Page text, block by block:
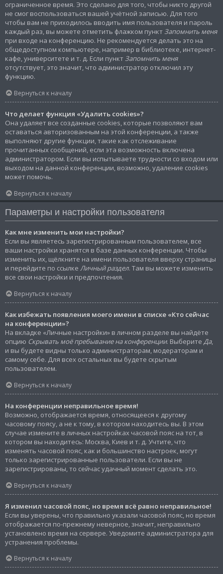
ограниченное время. Это сделано для того, чтобы никто другой
не смог воспользоваться вашей учётной записью. Для того
чтобы вам не приходилось вводить имя пользователя и пароль
каждый раз, вы можете отметить флажком пунктЗапомнить меня
при входе на конференцию. Не рекомендуется делать это на
общедоступном компьютере, например в библиотеке, интернет-
кафе, университете и т. д. Если пунктЗапомнить меня
отсутствует, это значит, что администратор отключил эту
функцию.
Вернуться к началу
Что делает функция «Удалить cookies»?
Она удаляет все созданные cookies, которые позволяют вам
оставаться авторизованным на этой конференции, а также
выполняют другие функции, такие как отслеживание
прочитанных сообщений, если эта возможность включена
администратором. Если вы испытываете трудности со входом или
выходом на данной конференции, возможно, удаление cookies
может помочь.
Вернуться к началу
Параметры и настройки пользователя
Как мне изменить мои настройки?
Если вы являетесь зарегистрированным пользователем, все
ваши настройки хранятся в базе данных конференции. Чтобы
изменить их, щёлкните на имени пользователя вверху страницы
и перейдите по ссылке Личный раздел. Там вы можете изменить
все свои настройки и предпочтения.
Вернуться к началу
Как избежать появления моего имени в списке «Кто сейчас
на конференции»?
На вкладке «Личные настройки» в личном разделе вы найдёте
опцию Скрывать моё пребывание на конференции. Выберите Да,
и вы будете видны только администраторам, модераторам и
самому себе. Для всех остальных вы будете скрытым
пользователем.
Вернуться к началу
На конференции неправильное время!
Возможно, отображается время, относящееся к другому
часовому поясу, а не к тому, в котором находитесь вы. В этом
случае измените в личных настройках часовой пояс на тот, в
котором вы находитесь: Москва, Киев и т. д. Учтите, что
изменять часовой пояс, как и большинство настроек, могут
только зарегистрированные пользователи. Если вы не
зарегистрированы, то сейчас удачный момент сделать это.
Вернуться к началу
Я изменил часовой пояс, но время всё равно неправильное!
Если вы уверены, что правильно указали часовой пояс, но время
отображается по-прежнему неверное, значит, неправильно
установлено время на сервере. Уведомите администратора для
устранения проблемы.
Вернуться к началу